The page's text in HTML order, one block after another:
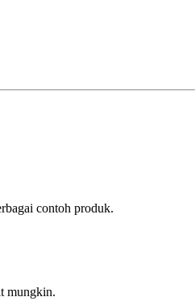
contoh produk.
mungkin.